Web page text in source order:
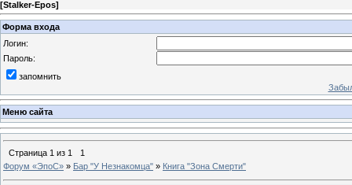
[Stalker-Epos]
Форма входа
Логин:
Пароль:
запомнить
Меню сайта
Страница 1 из 1
1
Форум «ЭпоС» » Бар "У Незнакомца" » Книга "Зона Смерти"